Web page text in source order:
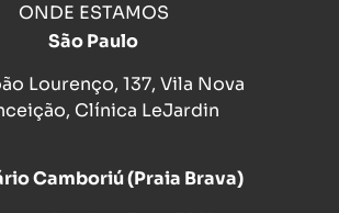
ONDE ESTAMOS
São Paulo
Lourenço, 137, Vila Nova
Clínica LeJardin
Camboriú (Praia Brava)